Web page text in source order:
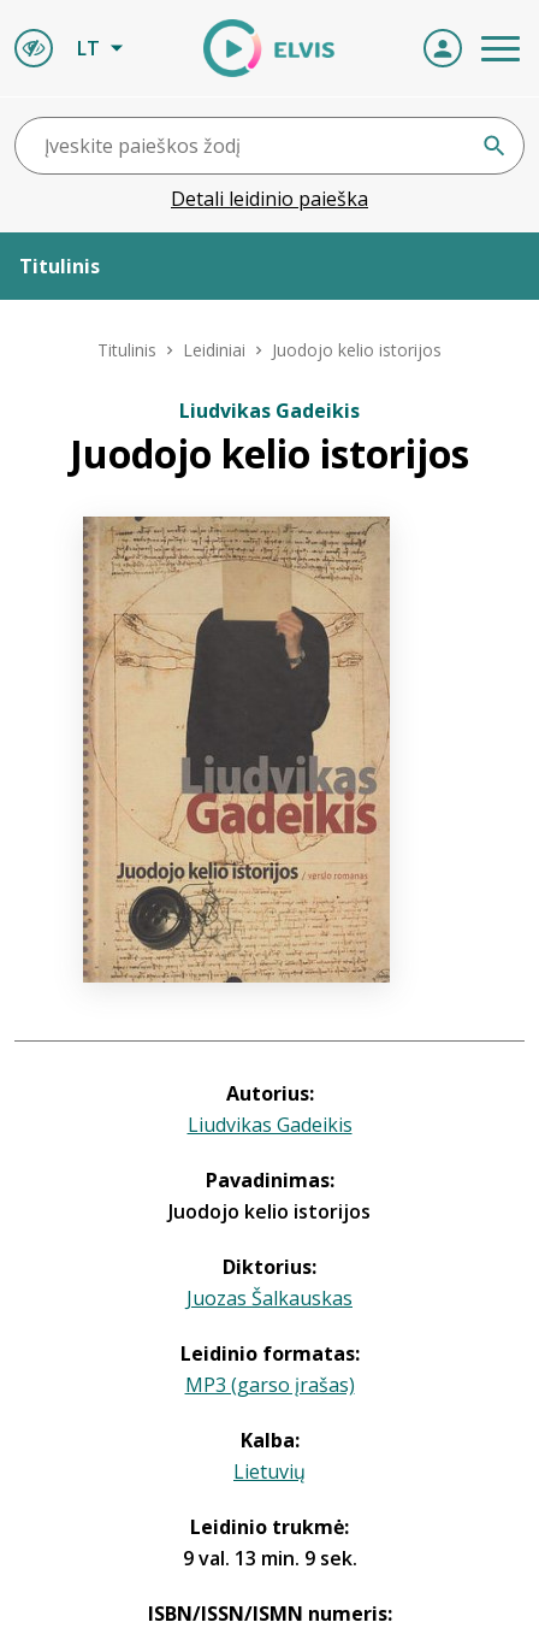
LT
Detali leidinio paieška
Titulinis
ELVIS atvyksta
Naujienos
Bibliotekoms
+370 667 80 541
info@elvislab.lt
Titulinis Leidiniai Juodojo kelio istorijos
Liudvikas Gadeikis
Juodojo kelio istorijos
Autorius:
Liudvikas Gadeikis
Pavadinimas:
Juodojo kelio istorijos
Diktorius:
Juozas Šalkauskas
Leidinio formatas:
MP3 (garso įrašas)
Kalba:
Lietuvių
Leidinio trukmė:
9 val. 13 min. 9 sek.
ISBN/ISSN/ISMN numeris: